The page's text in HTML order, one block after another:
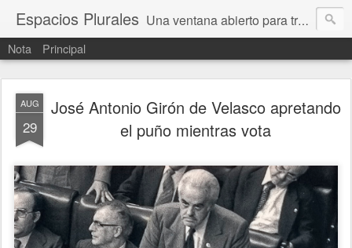
Espacios Plurales Una ventana abierto para tratar problemas que nos afectan a todxs. Temas sociales, educación, cultura, economía, política, derechos, calidad de vida. Estamos gobernados, pero queremos una calidad mayor en la política.
Nota Principal
AUG
29
José Antonio Girón de Velasco apretando
el puño mientras vota